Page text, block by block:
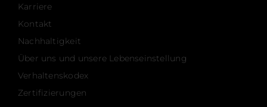
Karriere
Kontakt
Nachhaltigkeit
Über uns und unsere Lebenseinstellung
Verhaltenskodex
Zertifizierungen